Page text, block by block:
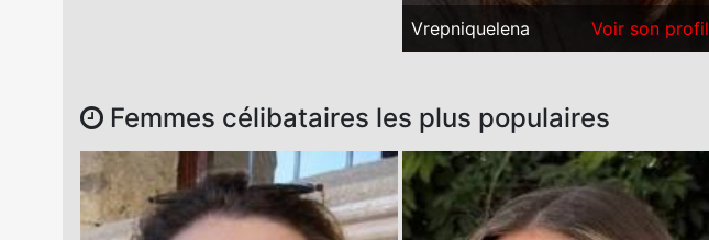
Vrepniquelena
Voir son profil
Femmes célibataires les plus populaires